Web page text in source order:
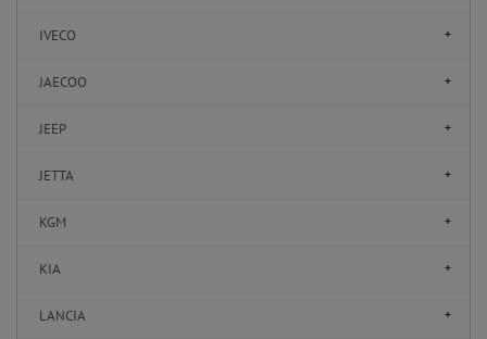
IVECO
JAECOO
JEEP
JETTA
KGM
KIA
LANCIA